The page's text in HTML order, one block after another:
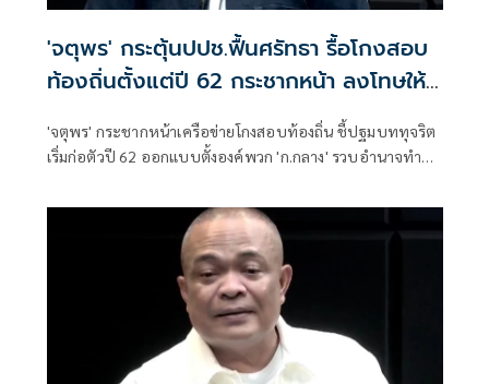
'จตุพร' กระตุ้นปปช.ฟื้นศรัทธา รื้อโกงสอบ
ท้องถิ่นตั้งแต่ปี 62 กระชากหน้า ลงโทษให้
'จตุพร' กระชากหน้าเครือข่ายโกงสอบท้องถิ่น ชี้ปฐมบททุจริต
เริ่มก่อตัวปี 62 ออกแบบตั้งองค์พวก 'ก.กลาง' รวบอำนาจทำ
62 จับกุมลงโทษให้เข็ดหลาบ